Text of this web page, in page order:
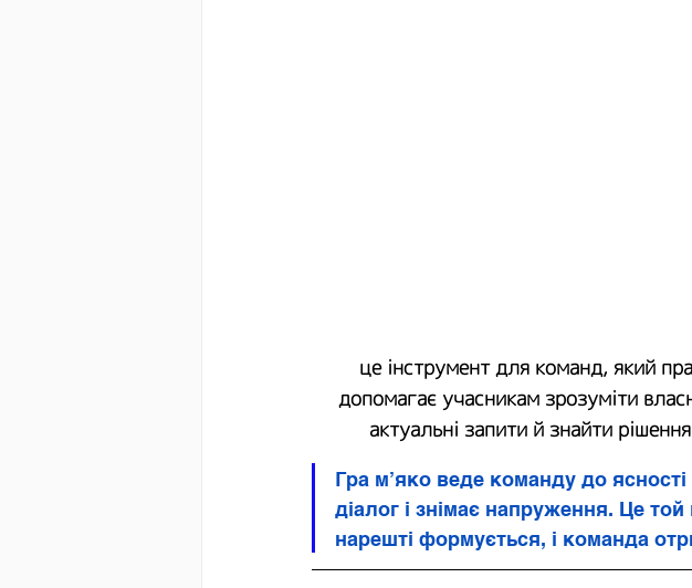
це інструмент для команд, який
допомагає учасникам зрозуміти
актуальні запити й знайти
Гра м’яко веде команду до
діалог і знімає напруження. Це
нарешті формується, і команда